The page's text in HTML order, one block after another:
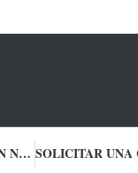
CONTACTA CON NOSOTROS